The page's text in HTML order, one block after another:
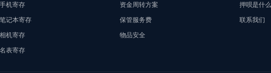
手机寄存
笔记本寄存
相机寄存
名表寄存
资金周转方案
保管服务费
物品安全
押呗是什么
联系我们